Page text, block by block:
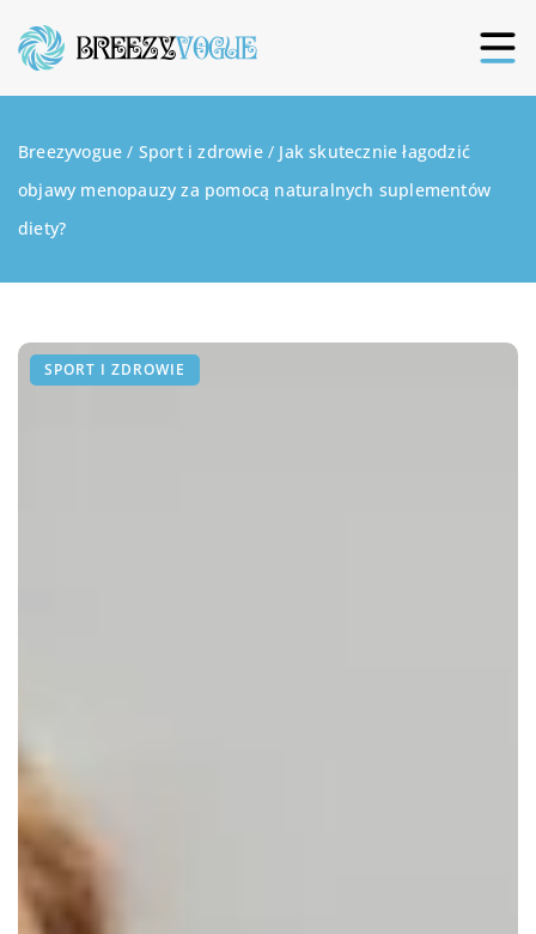
Breezyvogue / Sport i zdrowie/ Jak skutecznie łagodzić
objawy menopauzy za pomocą naturalnych suplementów
diety?
SPORT I ZDROWIE